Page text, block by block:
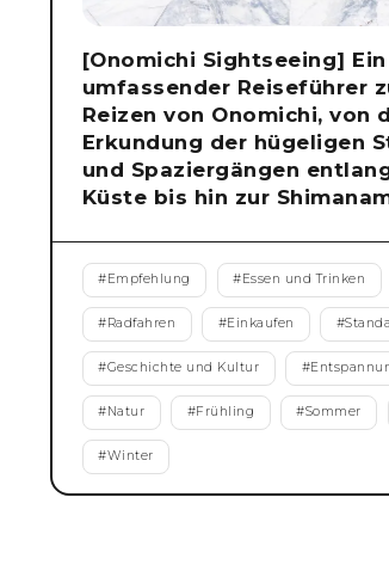
[Onomichi Sightseeing] Ein
umfassender Reiseführer
Reizen von Onomichi, von
Erkundung der hügeligen
und Spaziergängen
Küste bis hin zur
#Empfehlung #Essen und Trinken
#Radfahren #Einkaufen #
#Geschichte und Kultur #
#Natur #Frühling #Sommer
#Winter